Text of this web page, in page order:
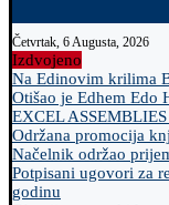
Četvrtak, 6 Augusta, 2026
Izdvojeno
Na Edinovim krilima
Otišao je Edhem Edo
EXCEL
Održana promocija
Načelnik održao
Potpisani ugovori za
godinu